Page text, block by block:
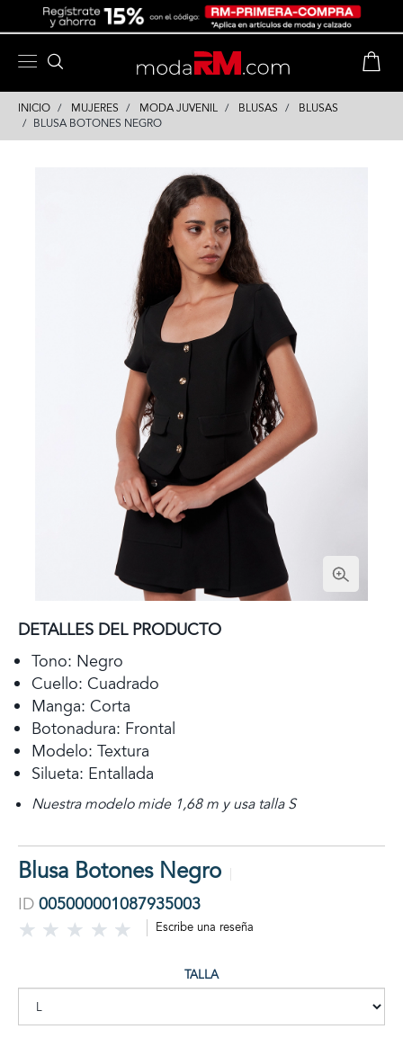
INICIO MUJERES MODA JUVENIL BLUSAS
BLUSAS
BLUSA BOTONES NEGRO
DETALLES DEL PRODUCTO
Tono: Negro
Cuello: Cuadrado
Manga: Corta
Botonadura: Frontal
Modelo: Textura
Silueta: Entallada
Nuestra modelo mide 1,68 m y usa talla S
Blusa Botones Negro
ID 005000001087935003
Escribe una reseña
TALLA